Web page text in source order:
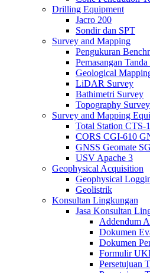
Drilling Equipment
Jacro 200
Sondir dan SPT
Survey and Mapping
Pengukuran
Pemasangan
Geological
LiDAR Survey
Bathimetri Survey
Topography Survey
Survey and Mapping
Total Station CTS-
CORS CGI-610
GNSS Geomate
USV Apache 3
Geophysical Acquisition
Geophysical
Geolistrik
Konsultan Lingkungan
Jasa Konsultan
Addendum
Dokumen
Dokumen
Formulir
Persetujuan